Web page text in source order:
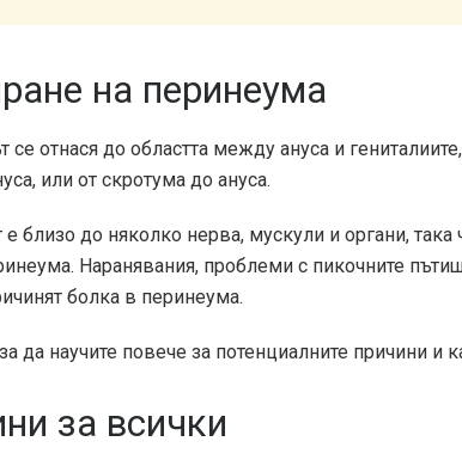
на перинеума
се отнася до областта между ануса и
или от скротума до ануса.
е близо до няколко нерва, мускули и органи,
Наранявания, проблеми с пикочните
болка в перинеума.
да научите повече за потенциалните причини и
за всички